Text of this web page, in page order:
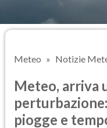
Meteo Notizie
Meteo, arriva
piogge e